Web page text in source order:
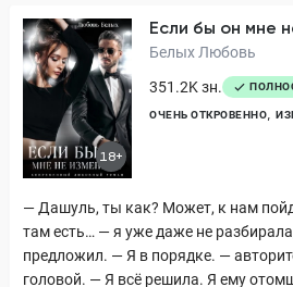
18+
Если бы он мне
Белых Любовь
351.2K зн.
ОЧЕНЬ ОТКРОВЕННО
— Дашуль, ты как? Может, к нам
там есть… — я уже даже не
предложил. — Я в порядке. —
головой. — Я всё решила. Я ему